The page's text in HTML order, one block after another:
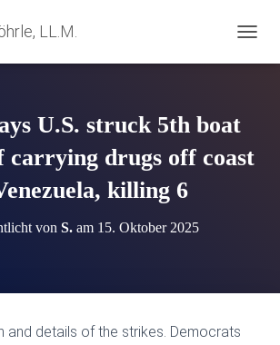
LL.M.
A
T
I
U.S. struck 5th boat
carrying drugs off coast
killing 6
von S. am 15. Oktober 2025
and details of the strikes. Democrats